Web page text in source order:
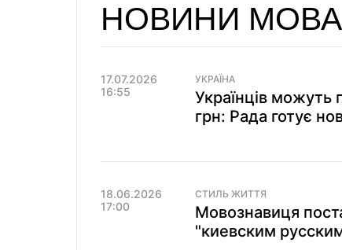
НОВИНИ МОВА
17.07.2026
16:55
УКРАЇНА
Українців можуть
грн: Рада готує
18.06.2026
17:00
СТИЛЬ ЖИТТЯ
Мовознавиця
"киевским